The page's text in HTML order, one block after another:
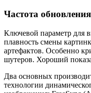
Частота обновления
Ключевой параметр для
плавность смены
артефактов. Особенно
шутеров. Хороший
Два основных
технологии